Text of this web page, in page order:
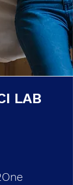
LAB